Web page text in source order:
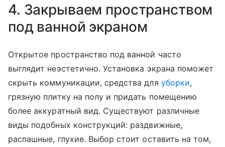
4. Закрываем пространством
под ванной экраном
Открытое пространство под ванной часто
выглядит неэстетично. Установка экрана поможет
скрыть коммуникации, средства для уборки,
грязную плитку на полу и придать помещению
более аккуратный вид. Существуют различные
виды подобных конструкций: раздвижные,
распашные, глухие. Выбор стоит оставить на том,